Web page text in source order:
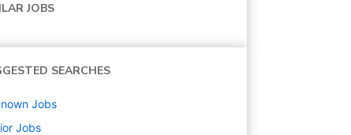
JOBS
SEARCHES
Jobs
Jobs